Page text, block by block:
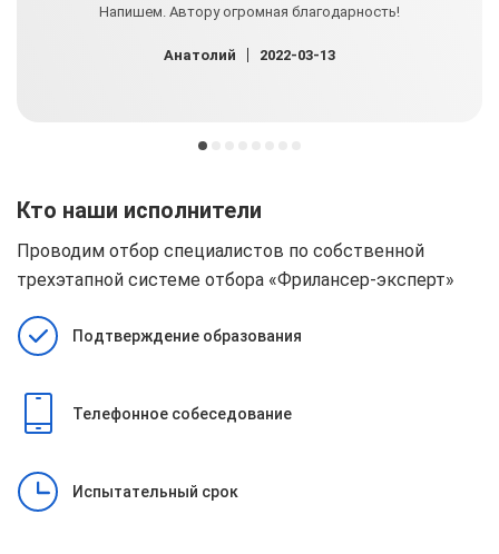
Напишем. Автору огромная благодарность!
Анатолий 2022-03-13
Кто наши исполнители
Проводим отбор специалистов по собственной
трехэтапной системе отбора «Фрилансер-эксперт»
Подтверждение образования
Телефонное собеседование
Испытательный срок